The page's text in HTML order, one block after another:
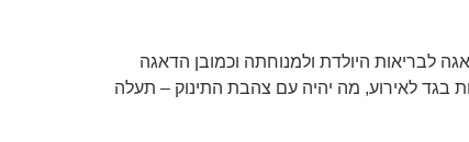
לבריאות היולדת ולמנוחתה וכמובן הדאגה
בגד לאירוע, מה יהיה עם צהבת התינוק – תעלה